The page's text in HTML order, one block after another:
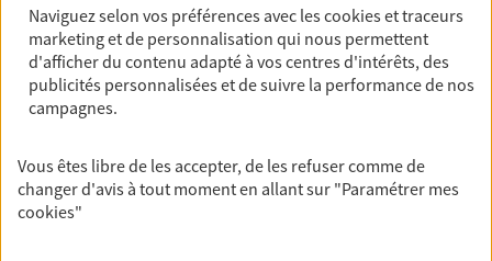
Achat immobilier, installation, départ à la retraite…
Autant de moments de vie qui nécessitent des solutions
d'assurance et d'épargne. Recevez un conseil d'expert
cohérent avec vos besoins
Vous aider à constituer une
épargne
Naviguez selon vos préférences avec lescookies et traceurs
marketing et de personnalisation qui nous permettent
d'afficher du contenu adapté à vos centres d'intérêts, des
publicités personnalisées et de suivre la performance de nos
campagnes.
Vous êtes libre de les accepter, de les refuser comme de
changer d'avis à tout moment en allant sur "Paramétrer mes
cookies"